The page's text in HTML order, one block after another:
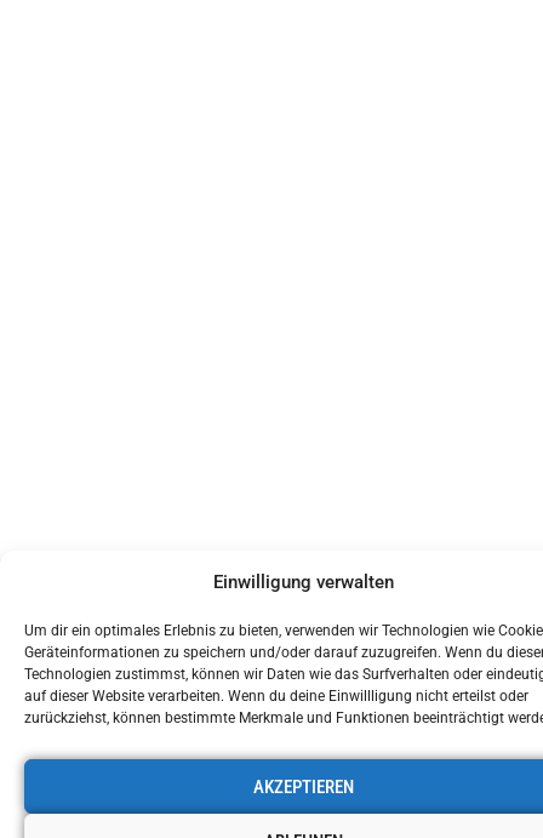
Einwilligung verwalten
Um dir ein optimales Erlebnis zu bieten, verwenden wir Technologien wie
Geräteinformationen zu speichern und/oder darauf zuzugreifen. Wenn du
Technologien zustimmst, können wir Daten wie das Surfverhalten oder
auf dieser Website verarbeiten. Wenn du deine Einwillligung nicht erteilst oder
zurückziehst, können bestimmte Merkmale und Funktionen beeinträchtigt
AKZEPTIEREN